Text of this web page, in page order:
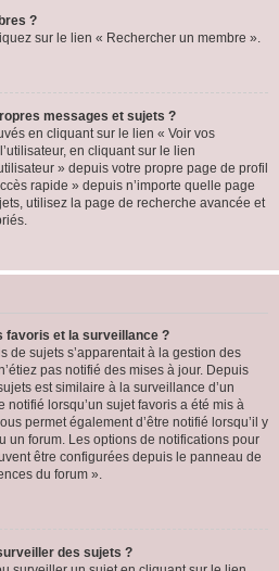
?
sur le lien « Rechercher un membre ».
messages et sujets ?
en cliquant sur le lien « Voir vos
en cliquant sur le lien
» depuis votre propre page de profil
rapide » depuis n’importe quelle page
utilisez la page de recherche avancée et
favoris et la surveillance ?
de sujets s’apparentait à la gestion des
pas notifié des mises à jour. Depuis
est similaire à la surveillance d’un
notifié lorsqu’un sujet favoris a été mis à
permet également d’être notifié lorsqu’il y
un forum. Les options de notifications pour
être configurées depuis le panneau de
du forum ».
des sujets ?